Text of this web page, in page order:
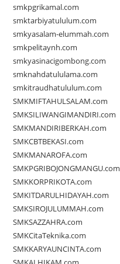
smkpgrikamal.com
smktarbiyatululum.com
smkyasalam-elummah.com
smkpelitaynh.com
smkyasinacigombong.com
smknahdatululama.com
smkitraudhatululum.com
SMKMIFTAHULSALAM.com
SMKSILIWANGIMANDIRI.com
SMKMANDIRIBERKAH.com
SMKCBTBEKASI.com
SMKMANAROFA.com
SMKPGRIBOJONGMANGU.com
SMKKORPRIKOTA.com
SMKITDARULHIDAYAH.com
SMKSIROJULUMMAH.com
SMKSAZZAHRA.com
SMKCitaTeknika.com
SMKKARYAUNCINTA.com